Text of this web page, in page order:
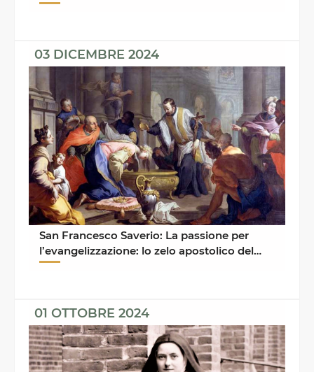
PACE 1° GENNAIO 2025
03 DICEMBRE 2024
San Francesco Saverio: La passione per
l’evangelizzazione: lo zelo apostolico del
credente
01 OTTOBRE 2024